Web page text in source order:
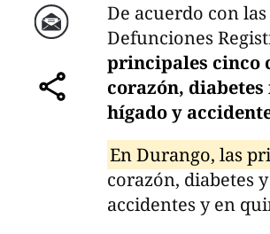
Correo
comparte
De acuerdo con
Defunciones
principales cinco
corazón,
hígado y
En Durango, las
corazón, diabetes
accidentes y en